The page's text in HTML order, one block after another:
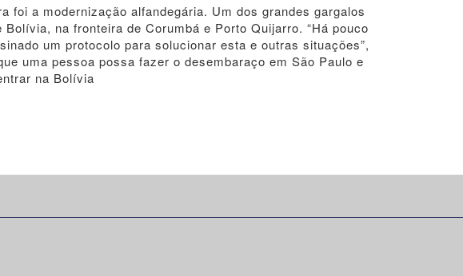
foi a modernização alfandegária. Um dos grandes gargalos
na fronteira de Corumbá e Porto Quijarro. “Há pouco
um protocolo para solucionar esta e outras situações”,
uma pessoa possa fazer o desembaraço em São Paulo e
na Bolívia